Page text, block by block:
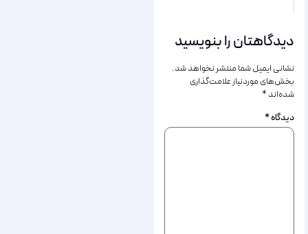
دیدگاهتان را بنویسید
نشانی ایمیل شما منتشر نخواهد شد.
بخش‌های موردنیاز علامت‌گذاری
شده‌اند *
دیدگاه*